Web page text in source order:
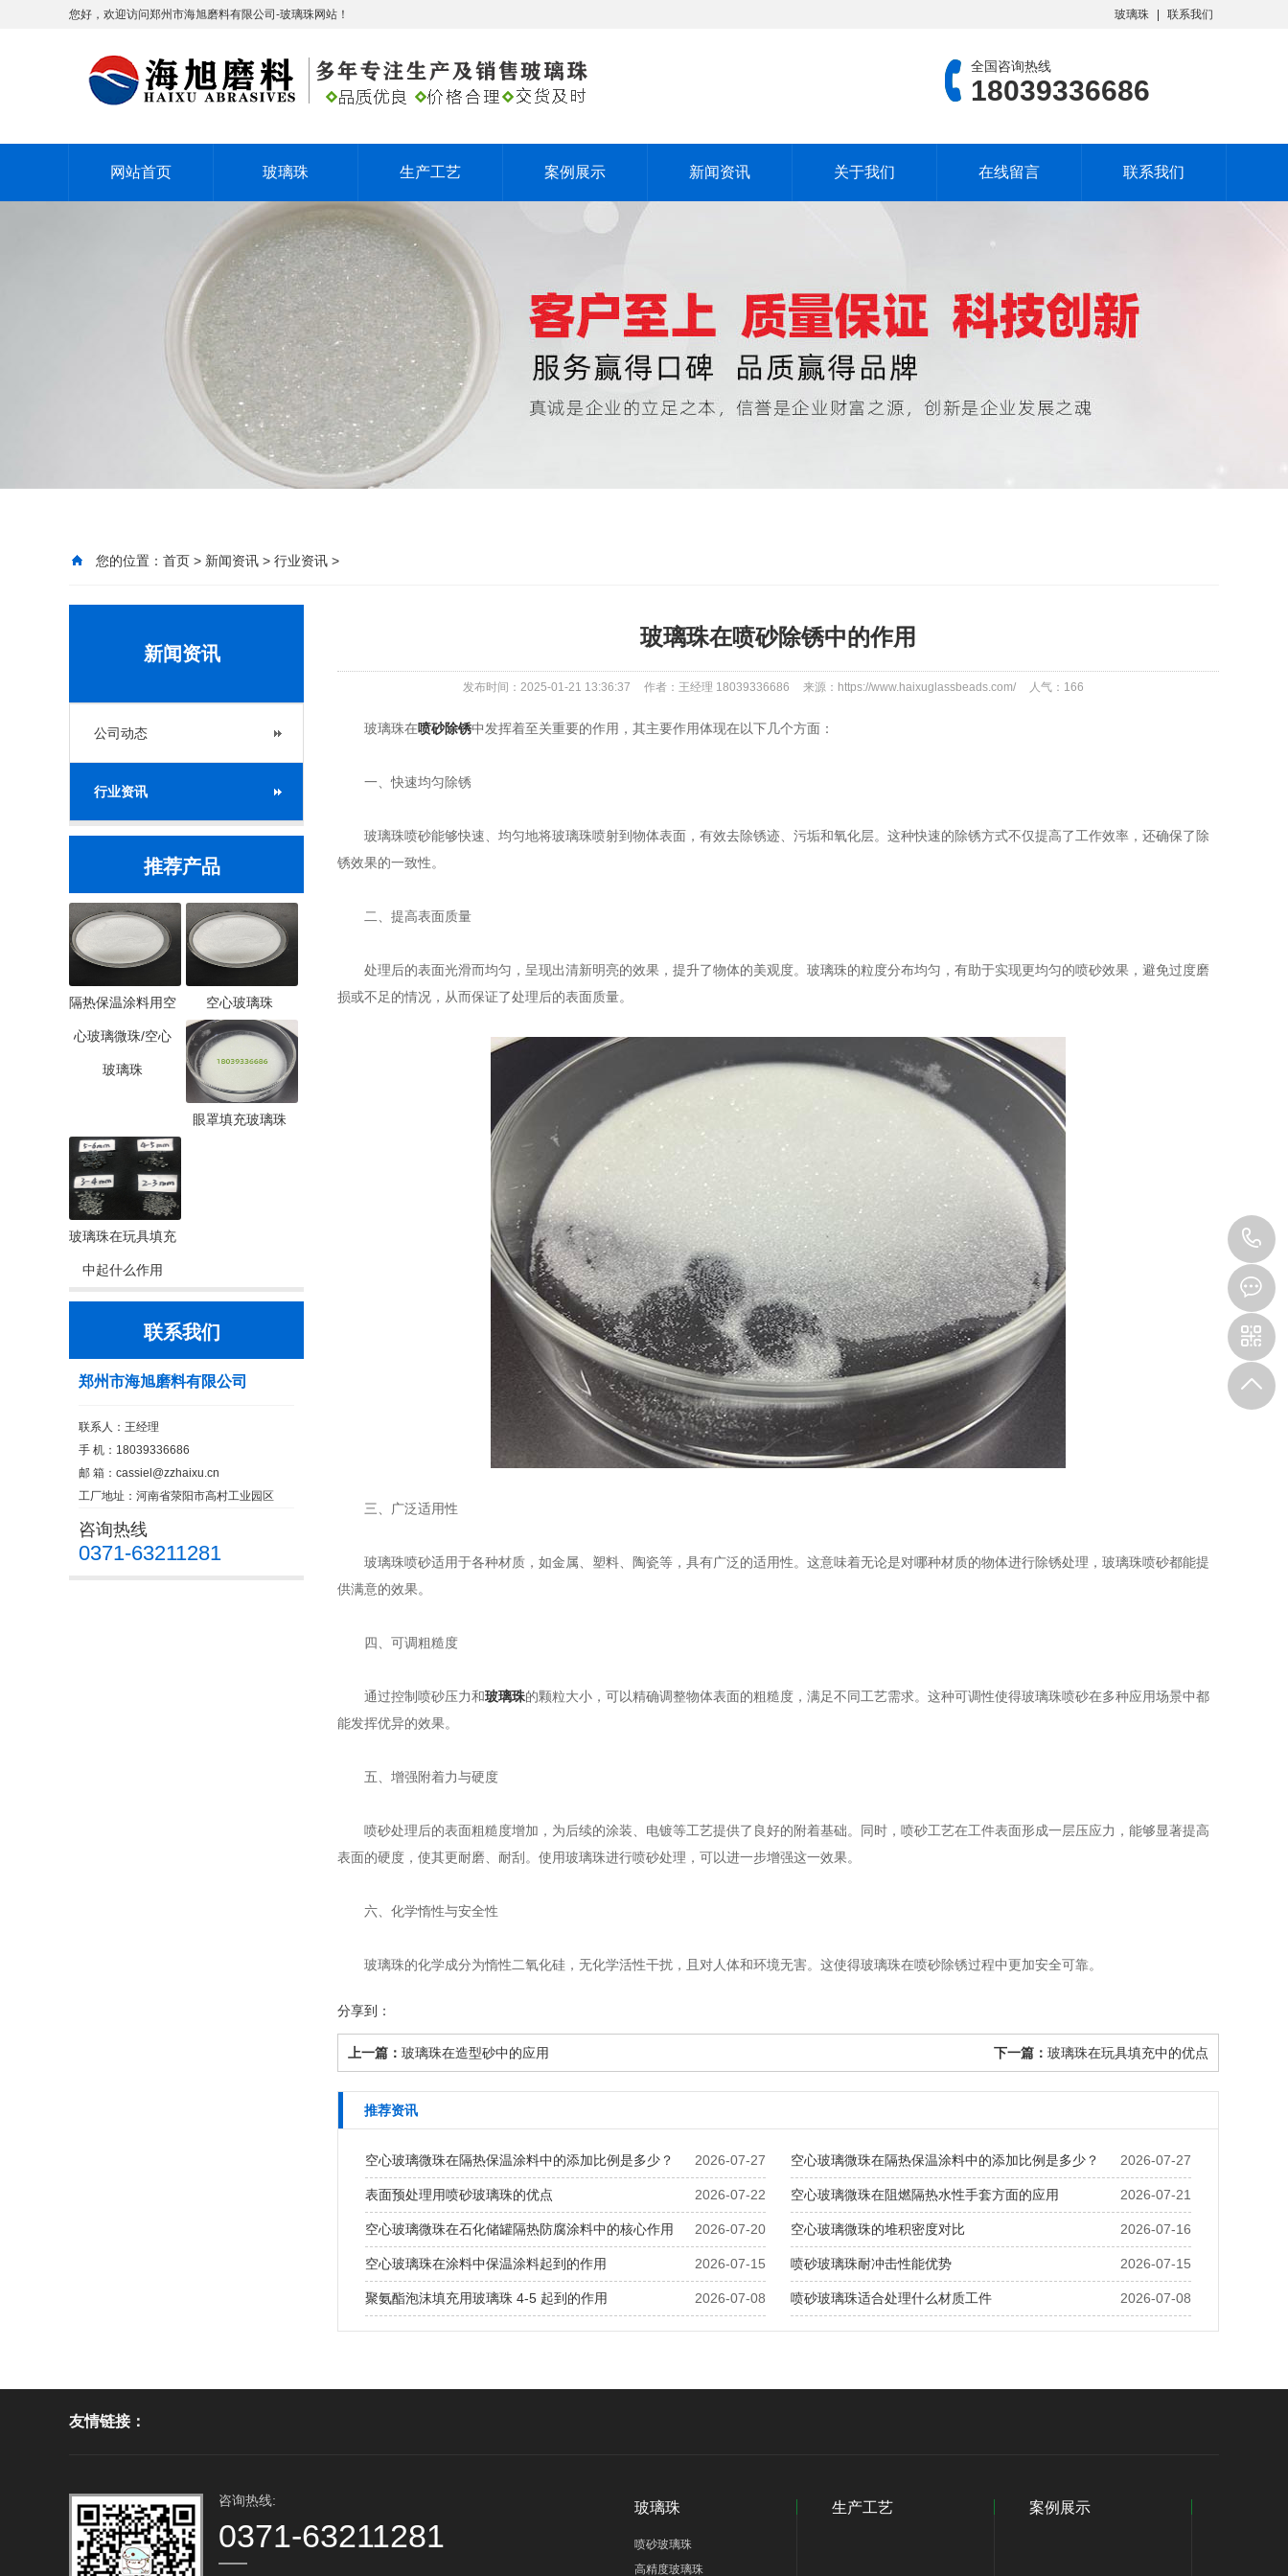
您好，欢迎访问郑州市海旭磨料有限公司-玻璃珠网站！ 玻璃珠 联系我们
全国咨询热线
18039336686
网站首页 玻璃珠 生产工艺 案例展示 新闻资讯 关于我们 在线留言 联系我们
您的位置： 首页 > 新闻资讯 > 行业资讯 >
新闻资讯
公司动态
行业资讯
推荐产品
隔热保温涂料用空
心玻璃微珠/空心
玻璃珠
空心玻璃珠
眼罩填充玻璃珠
玻璃珠在玩具填充
中起什么作用
联系我们
郑州市海旭磨料有限公司
联系人：王经理
手 机：18039336686
邮 箱： cassiel@zzhaixu.cn
工厂地址：河南省荥阳市高村工业园区
咨询热线
0371-63211281
玻璃珠在喷砂除锈中的作用
发布时间：2025-01-21 13:36:37 作者：王经理 18039336686 来源：https://www.haixuglassbeads.com/ 人气： 166
玻璃珠在喷砂除锈中发挥着至关重要的作用，其主要作用体现在以下几个方面：
一、快速均匀除锈
玻璃珠喷砂能够快速、均匀地将玻璃珠喷射到物体表面，有效去除锈迹、污垢和氧化层。这种快速的除锈方式不仅提高了工作效率，还确保了除
锈效果的一致性。
二、提高表面质量
处理后的表面光滑而均匀，呈现出清新明亮的效果，提升了物体的美观度。玻璃珠的粒度分布均匀，有助于实现更均匀的喷砂效果，避免过度磨
损或不足的情况，从而保证了处理后的表面质量。
三、广泛适用性
玻璃珠喷砂适用于各种材质，如金属、塑料、陶瓷等，具有广泛的适用性。这意味着无论是对哪种材质的物体进行除锈处理，玻璃珠喷砂都能提
供满意的效果。
四、可调粗糙度
通过控制喷砂压力和玻璃珠的颗粒大小，可以精确调整物体表面的粗糙度，满足不同工艺需求。这种可调性使得玻璃珠喷砂在多种应用场景中都
能发挥优异的效果。
五、增强附着力与硬度
喷砂处理后的表面粗糙度增加，为后续的涂装、电镀等工艺提供了良好的附着基础。同时，喷砂工艺在工件表面形成一层压应力，能够显著提高
表面的硬度，使其更耐磨、耐刮。使用玻璃珠进行喷砂处理，可以进一步增强这一效果。
六、化学惰性与安全性
玻璃珠的化学成分为惰性二氧化硅，无化学活性干扰，且对人体和环境无害。这使得玻璃珠在喷砂除锈过程中更加安全可靠。
分享到：
上一篇： 玻璃珠在造型砂中的应用 下一篇： 玻璃珠在玩具填充中的优点
推荐资讯
2026-07-27
空心玻璃微珠在隔热保温涂料中的添加比例是多少？ 2026-07-27
空心玻璃微珠在隔热保温涂料中的添加比例是多少？
2026-07-22
表面预处理用喷砂玻璃珠的优点 2026-07-21
空心玻璃微珠在阻燃隔热水性手套方面的应用
2026-07-20
空心玻璃微珠在石化储罐隔热防腐涂料中的核心作用 2026-07-16
空心玻璃微珠的堆积密度对比
2026-07-15
空心玻璃珠在涂料中保温涂料起到的作用 2026-07-15
喷砂玻璃珠耐冲击性能优势
2026-07-08
聚氨酯泡沫填充用玻璃珠 4-5 起到的作用 2026-07-08
喷砂玻璃珠适合处理什么材质工件
友情链接：
咨询热线:
0371-63211281
玻璃珠
喷砂玻璃珠
高精度玻璃珠
生产工艺 案例展示